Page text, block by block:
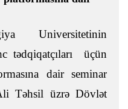
Universitetinin
tədqiqatçıları üçün
dair seminar
Təhsil üzrə Dövlət